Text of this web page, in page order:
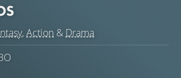
,Action & Drama